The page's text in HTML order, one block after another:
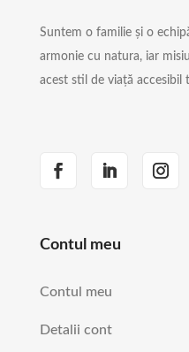
Suntem o familie și o
armonie cu natura, iar
acest stil de viață accesibil
Contul meu
Contul meu
Detalii cont